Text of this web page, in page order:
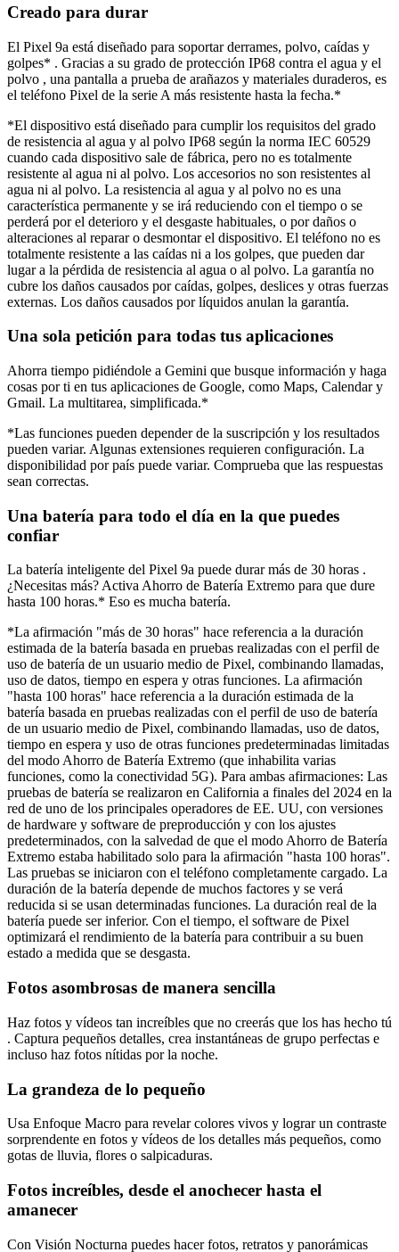
Creado para durar
El Pixel 9a está diseñado para soportar derrames, polvo, caídas y
golpes* . Gracias a su grado de protección IP68 contra el agua y el
polvo , una pantalla a prueba de arañazos y materiales duraderos, es
el teléfono Pixel de la serie A más resistente hasta la fecha.*
*El dispositivo está diseñado para cumplir los requisitos del grado
de resistencia al agua y al polvo IP68 según la norma IEC 60529
cuando cada dispositivo sale de fábrica, pero no es totalmente
resistente al agua ni al polvo. Los accesorios no son resistentes al
agua ni al polvo. La resistencia al agua y al polvo no es una
característica permanente y se irá reduciendo con el tiempo o se
perderá por el deterioro y el desgaste habituales, o por daños o
alteraciones al reparar o desmontar el dispositivo. El teléfono no es
totalmente resistente a las caídas ni a los golpes, que pueden dar
lugar a la pérdida de resistencia al agua o al polvo. La garantía no
cubre los daños causados por caídas, golpes, deslices y otras fuerzas
externas. Los daños causados por líquidos anulan la garantía.
Una sola petición para todas tus aplicaciones
Ahorra tiempo pidiéndole a Gemini que busque información y haga
cosas por ti en tus aplicaciones de Google, como Maps, Calendar y
Gmail. La multitarea, simplificada.*
*Las funciones pueden depender de la suscripción y los resultados
pueden variar. Algunas extensiones requieren configuración. La
disponibilidad por país puede variar. Comprueba que las respuestas
sean correctas.
Una batería para todo el día en la que puedes
confiar
La batería inteligente del Pixel 9a puede durar más de 30 horas .
¿Necesitas más? Activa Ahorro de Batería Extremo para que dure
hasta 100 horas.* Eso es mucha batería.
*La afirmación "más de 30 horas" hace referencia a la duración
estimada de la batería basada en pruebas realizadas con el perfil de
uso de batería de un usuario medio de Pixel, combinando llamadas,
uso de datos, tiempo en espera y otras funciones. La afirmación
"hasta 100 horas" hace referencia a la duración estimada de la
batería basada en pruebas realizadas con el perfil de uso de batería
de un usuario medio de Pixel, combinando llamadas, uso de datos,
tiempo en espera y uso de otras funciones predeterminadas limitadas
del modo Ahorro de Batería Extremo (que inhabilita varias
funciones, como la conectividad 5G). Para ambas afirmaciones: Las
pruebas de batería se realizaron en California a finales del 2024 en la
red de uno de los principales operadores de EE. UU, con versiones
de hardware y software de preproducción y con los ajustes
predeterminados, con la salvedad de que el modo Ahorro de Batería
Extremo estaba habilitado solo para la afirmación "hasta 100 horas".
Las pruebas se iniciaron con el teléfono completamente cargado. La
duración de la batería depende de muchos factores y se verá
reducida si se usan determinadas funciones. La duración real de la
batería puede ser inferior. Con el tiempo, el software de Pixel
optimizará el rendimiento de la batería para contribuir a su buen
estado a medida que se desgasta.
Fotos asombrosas de manera sencilla
Haz fotos y vídeos tan increíbles que no creerás que los has hecho tú
. Captura pequeños detalles, crea instantáneas de grupo perfectas e
incluso haz fotos nítidas por la noche.
La grandeza de lo pequeño
Usa Enfoque Macro para revelar colores vivos y lograr un contraste
sorprendente en fotos y vídeos de los detalles más pequeños, como
gotas de lluvia, flores o salpicaduras.
Fotos increíbles, desde el anochecer hasta el
amanecer
Con Visión Nocturna puedes hacer fotos, retratos y panorámicas